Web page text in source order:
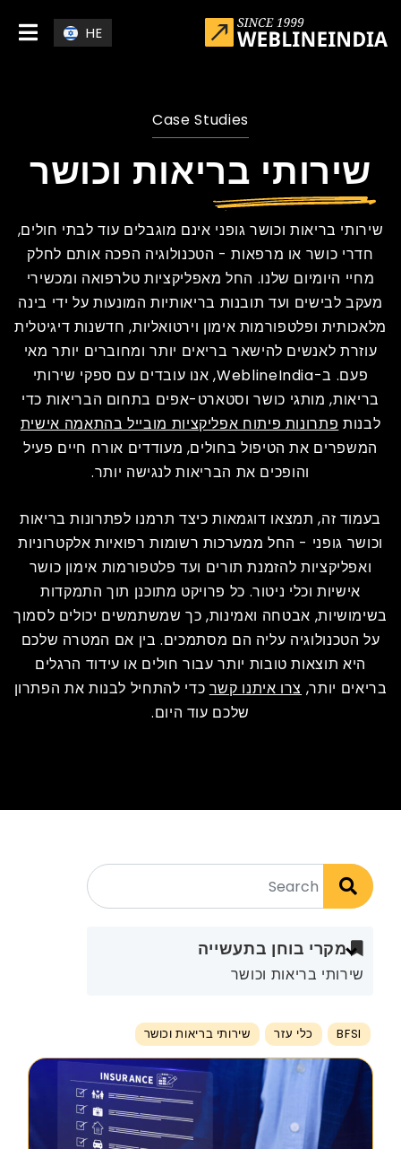
HE
Case Studies
שירותי בריאות וכושר
שירותי בריאות וכושר גופני אינם מוגבלים עוד לבתי חולים,
חדרי כושר או מרפאות - הטכנולוגיה הפכה אותם לחלק
מחיי היומיום שלנו. החל מאפליקציות טלרפואה ומכשירי
מעקב לבישים ועד תובנות בריאותיות המונעות על ידי בינה
מלאכותית ופלטפורמות אימון וירטואליות, חדשנות דיגיטלית
עוזרת לאנשים להישאר בריאים יותר ומחוברים יותר מאי
פעם. ב-WeblineIndia, אנו עובדים עם ספקי שירותי
בריאות, מותגי כושר וסטארט-אפים בתחום הבריאות כדי
לבנות פתרונות פיתוח אפליקציות מובייל בהתאמה אישית
המשפרים את הטיפול בחולים, מעודדים אורח חיים פעיל
והופכים את הבריאות לנגישה יותר.
בעמוד זה, תמצאו דוגמאות כיצד תרמנו לפתרונות בריאות
וכושר גופני - החל ממערכות רשומות רפואיות אלקטרוניות
ואפליקציות להזמנת תורים ועד פלטפורמות אימון כושר
אישיות וכלי ניטור. כל פרויקט מתוכנן תוך התמקדות
בשימושיות, אבטחה ואמינות, כך שמשתמשים יכולים לסמוך
על הטכנולוגיה עליה הם מסתמכים. בין אם המטרה שלכם
היא תוצאות טובות יותר עבור חולים או עידוד הרגלים
בריאים יותר, צרו איתנו קשר כדי להתחיל לבנות את הפתרון
שלכם עוד היום.
מקרי בוחן בתעשייה
שירותי בריאות וכושר
BFSI כלי עזר שירותי בריאות וכושר